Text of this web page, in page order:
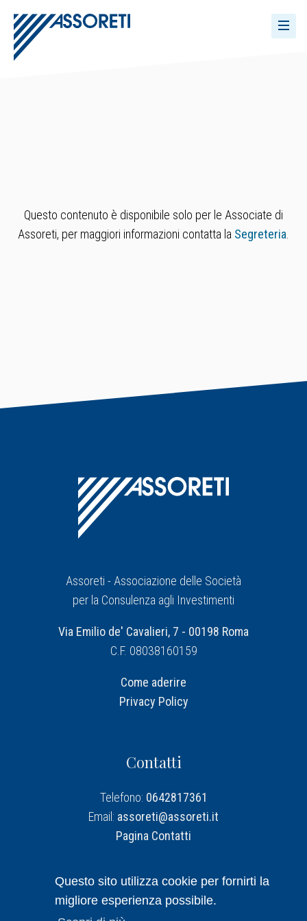
Questo sito utilizza cookie per fornirti la
migliore esperienza possibile.
Questo contenuto è disponibile solo per le Associate di
Assoreti, per maggiori informazioni contatta la Segreteria
Assoreti - Associazione delle Società
per la Consulenza agli Investimenti
Via Emilio de' Cavalieri, 7 - 00198 Roma
C.F. 08038160159
Come aderire
Privacy Policy
Contatti
Telefono: 0642817361
Email: assoreti@assoreti.it
Pagina Contatti